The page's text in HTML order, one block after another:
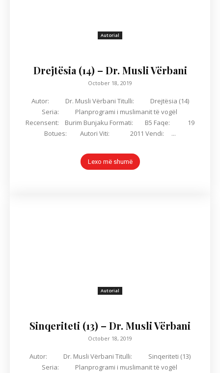
Autorial
Drejtësia (14) – Dr. Musli Vërbani
October 18, 2019
Autor: Dr. Musli Vërbani Titulli: Drejtësia (14)
Seria: Planprogrami i muslimanit të vogël
Recensent: Burim Bunjaku Formati: B5 Faqe: 19
Botues: Autori Viti: 2011 Vendi: ...
Lexo më shumë
Autorial
Sinqeriteti (13) – Dr. Musli Vërbani
October 18, 2019
Autor: Dr. Musli Vërbani Titulli: Sinqeriteti (13)
Seria: Planprogrami i muslimanit të vogël